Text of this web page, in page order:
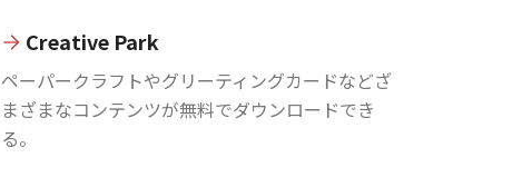
Creative Park
ペーパークラフトやグリーティングカードなどざ
まざまなコンテンツが無料でダウンロードでき
る。